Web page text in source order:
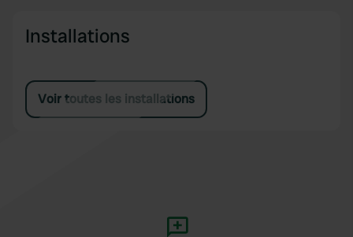
Installations
Voir toutes les installations